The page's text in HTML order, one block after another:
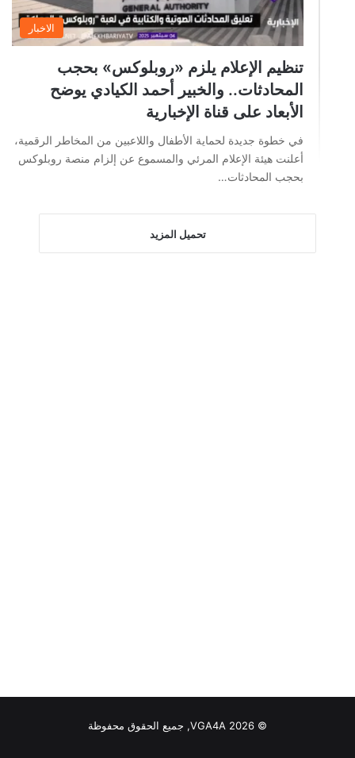
الاخبار
تنظيم الإعلام يلزم «روبلوكس» بحجب
المحادثات.. والخبير أحمد الكيادي يوضح
الأبعاد على قناة الإخبارية
في خطوة جديدة لحماية الأطفال واللاعبين من المخاطر الرقمية،
أعلنت هيئة الإعلام المرئي والمسموع عن إلزام منصة روبلوكس
بحجب المحادثات…
تحميل المزيد
© VGA4A 2026, جميع الحقوق محفوظة